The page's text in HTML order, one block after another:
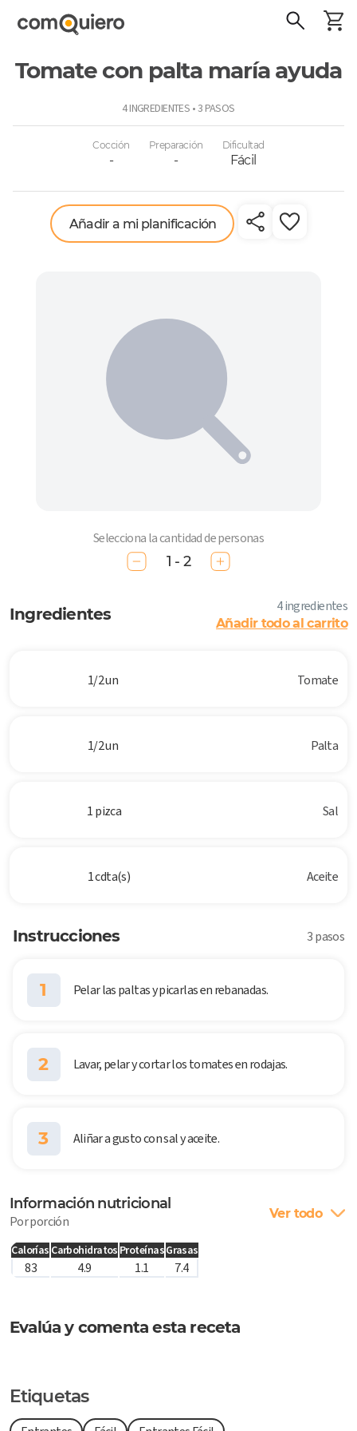
Tomate con palta maría ayuda
4 INGREDIENTES • 3 PASOS
Cocción
-
Preparación
-
Dificultad
Fácil
Añadir a mi planificación
Selecciona la cantidad de personas
1 - 2
Ingredientes 4 ingredientes
Añadir todo al carrito
1/2 un Tomate
1/2 un Palta
1 pizca Sal
1 cdta(s) Aceite
Instrucciones 3 pasos
1 Pelar las paltas y picarlas en rebanadas.
2 Lavar, pelar y cortar los tomates en rodajas.
3 Aliñar a gusto con sal y aceite.
Información nutricional
Por porción Ver todo
Calorías Carbohidratos ProteínasGrasas
83 4.9 1.1 7.4
Evalúa y comenta esta receta
Etiquetas